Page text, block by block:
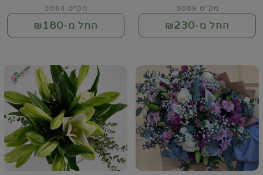
מק"ט 3089
החל מ-₪230
מק"ט 3064
החל מ-₪180